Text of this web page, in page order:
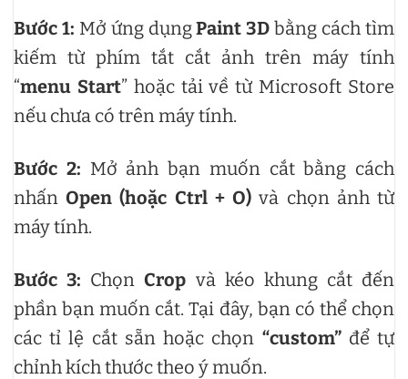
Bước 1: Mở ứng dụngPaint 3D bằng cách tìm
kiếm từ phím tắt cắt ảnh trên máy tính
“menu Start” hoặc tải về từ Microsoft Store
nếu chưa có trên máy tính.
Bước 2: Mở ảnh bạn muốn cắt bằng cách
nhấnOpen (hoặc Ctrl + O) và chọn ảnh từ
máy tính.
Bước 3: ChọnCrop và kéo khung cắt đến
phần bạn muốn cắt. Tại đây, bạn có thể chọn
các tỉ lệ cắt sẵn hoặc chọn “custom”để tự
chỉnh kích thước theo ý muốn.